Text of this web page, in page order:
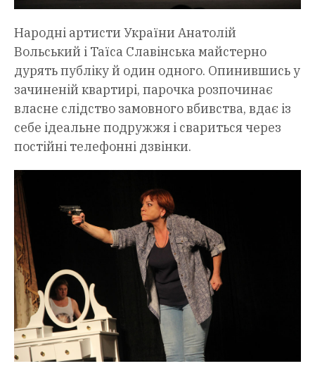
Народні артисти України Анатолій
Вольський і Таїса Славінська майстерно
дурять публіку й один одного. Опинившись у
зачиненій квартирі, парочка розпочинає
власне слідство замовного вбивства, вдає із
себе ідеальне подружжя і свариться через
постійні телефонні дзвінки.